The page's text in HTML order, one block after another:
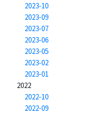
2023-10
2023-09
2023-07
2023-06
2023-05
2023-02
2023-01
2022
2022-10
2022-09